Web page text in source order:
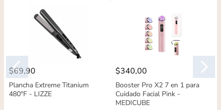
$69,90
Plancha Extreme Titanium
480°F - LIZZE
$340,00
Booster Pro X2 7 en 1 para
Cuidado Facial Pink -
MEDICUBE